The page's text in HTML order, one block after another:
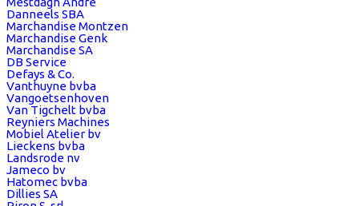
Danneels SBA
Marchandise Montzen
Marchandise Genk
Marchandise SA
DB Service
Defays & Co.
Vanthuyne bvba
Vangoetsenhoven
Van Tigchelt bvba
Reyniers Machines
Mobiel Atelier bv
Lieckens bvba
Landsrode nv
Jameco bv
Hatomec bvba
Dillies SA